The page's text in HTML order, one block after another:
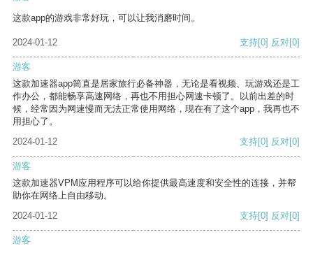
这款app的游戏非常好玩，可以让我消磨时间。
2024-01-12 支持[0] 反对[0]
游客
这款加速器app简直是居家旅行必备神器，无论是看视频、玩游戏还是工
作办公，都能畅享高速网络，再也不用担心网速卡顿了。以前出差的时
候，经常因为网速慢而无法正常使用网络，现在有了这个app，我再也不
用担心了。
2024-01-12
支持[0] 反对[0]
游客
这款加速器VPM应用程序可以给你提供最高速度和安全性的连接，并帮
助你在网络上自由移动。
2024-01-12
支持[0] 反对[0]
游客